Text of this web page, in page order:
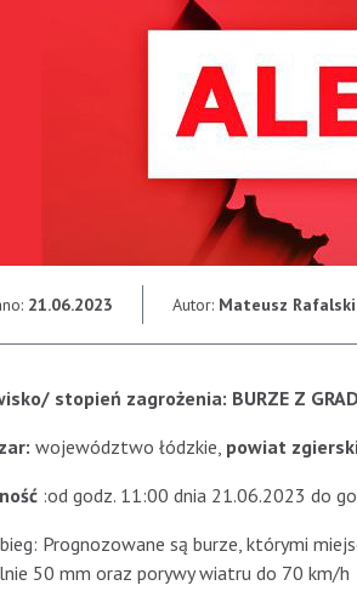
21.06.2023 Autor: Mateusz Rafalski
stopień zagrożenia: BURZE Z
województwo łódzkie, powiat
:od godz. 11:00 dnia 21.06.2023 do
Prognozowane są burze, którymi
50 mm oraz porywy wiatru do 70 km/